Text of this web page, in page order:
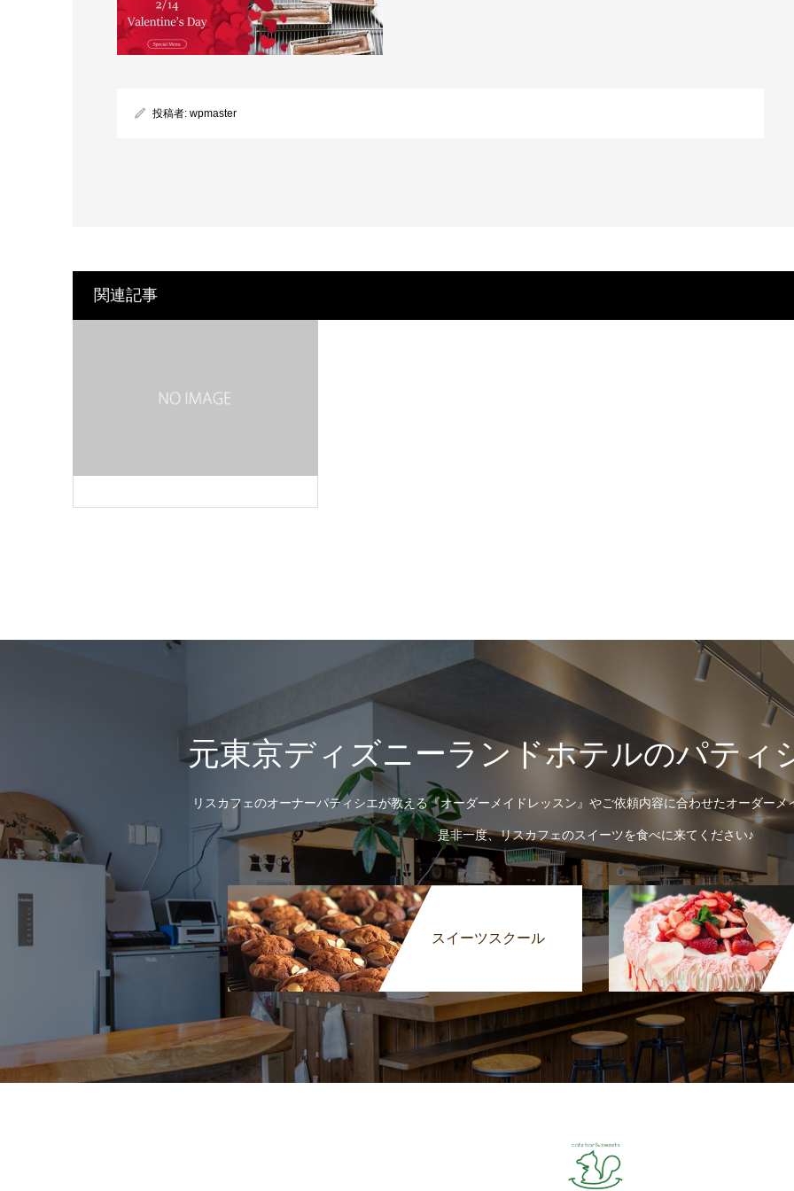
投稿者: wpmaster
関連記事
元東京ディズニーランドホテルのパティ
リスカフェのオーナーパティシエが教える『オーダーメイドレッスン』やご依頼内容に合わせたオーダー
是非一度、リスカフェのスイーツを食べに来てください♪
スイーツスクール